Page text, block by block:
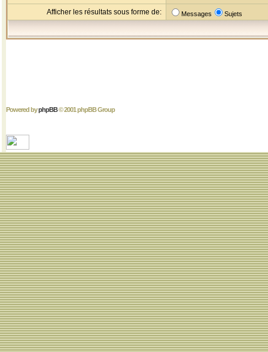
Afficher les résultats sous forme de: Messages Sujets
Powered byphpBB© 2001 phpBB Group